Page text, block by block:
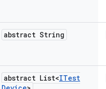
abstract String
abstract List<ITest